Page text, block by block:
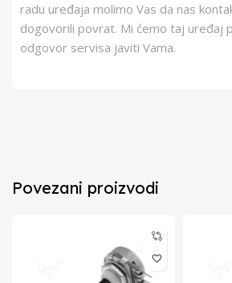
radu uređaja molimo Vas da nas
dogovorili povrat. Mi ćemo taj uređaj
odgovor servisa javiti Vama.
Povezani proizvodi